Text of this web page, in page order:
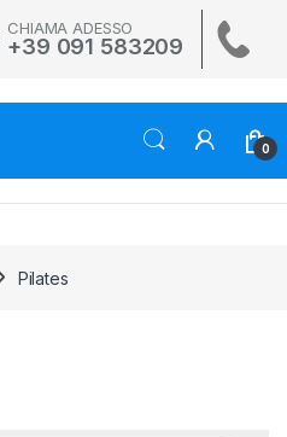
CHIAMA ADESSO
+39 091 583209
0
Pilates